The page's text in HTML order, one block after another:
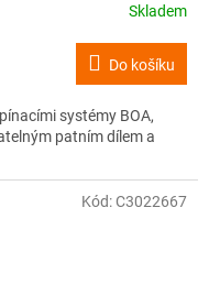
Skladem
Do košíku
systémy BOA,
patním dílem a
Kód:C3022667